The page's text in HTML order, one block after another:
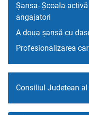
Șansa- Școala
angajatori
A doua șansă cu
Profesionalizarea
Consiliul Judetean